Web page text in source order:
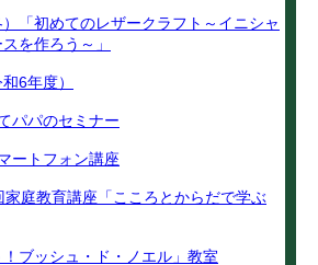
「初めてのレザークラフト～イニシャ
を作ろう～」
6年度）
パパのセミナー
ートフォン講座
庭教育講座「こころとからだで学ぶ
！ブッシュ・ド・ノエル」教室